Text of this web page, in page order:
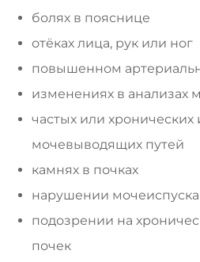
болях в пояснице
отёках лица, рук или ног
повышенном
изменениях в анализах
частых или
мочевыводящих путей
камнях в почках
нарушении
подозрении на
почек